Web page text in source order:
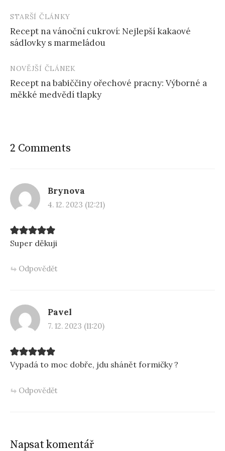
Post
navigation
STARŠÍ ČLÁNKY
Recept na vánoční cukroví: Nejlepší kakaové
sádlovky s marmeládou
NOVĚJŠÍ ČLÁNEK
Recept na babiččiny ořechové pracny: Výborné a
měkké medvědí tlapky
2 Comments
Brynova
4. 12. 2023 (12:21)
Super děkuji
Odpovědět
Pavel
7. 12. 2023 (11:20)
Vypadá to moc dobře, jdu shánět formičky ?
Odpovědět
Napsat komentář